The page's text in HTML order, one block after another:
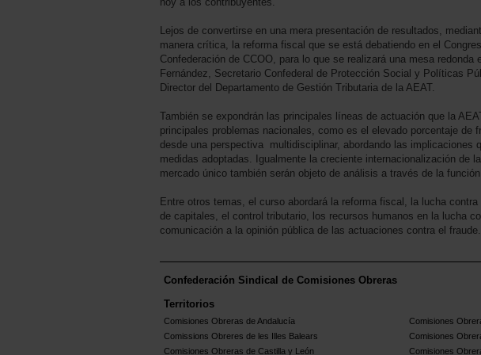
Lejos de convertirse en una mera presentación de resultados,
manera crítica, la reforma fiscal que se está debatiendo en el
Confederación de CCOO, para lo que se realizará una mesa
Fernández, Secretario Confederal de Protección Social y Políticas
Director del Departamento de Gestión Tributaria de la AEAT.
También se expondrán las principales líneas de actuación que la
principales problemas nacionales, como es el elevado porcentaje
desde una perspectiva multidisciplinar, abordando las implicaciones
medidas adoptadas. Igualmente la creciente internacionalización de
mercado único también serán objeto de análisis a través de la
Entre otros temas, el curso abordará la reforma fiscal, la lucha
de capitales, el control tributario, los recursos humanos en la lucha
comunicación a la opinión pública de las actuaciones contra el fraude.
Confederación Sindical de Comisiones Obreras
Territorios
Comisiones Obreras de Andalucía Comisiones
Comissions Obreres de les Illes Balears
Comisiones
Comisiones Obreras de Castilla y León
Comisiones